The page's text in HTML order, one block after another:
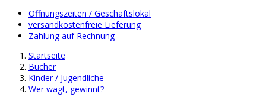
Öffnungszeiten / Geschäftslokal
versandkostenfreie Lieferung
Zahlung auf Rechnung
Startseite
Bücher
Kinder / Jugendliche
Wer wagt, gewinnt?